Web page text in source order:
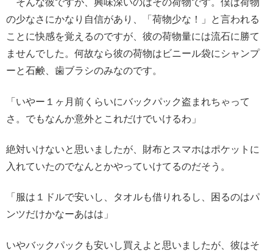
そんな彼ですが、興味深いのはその荷物です。僕は荷物
の少なさにかなり自信があり、「荷物少な！」と言われる
ことに快感を覚えるのですが、彼の荷物量には流石に勝て
ませんでした。何故なら彼の荷物はビニール袋にシャンプ
ーと石鹸、歯ブラシのみなのです。
「いやー１ヶ月前くらいにバックパック盗まれちゃって
さ。でもなんか意外とこれだけでいけるわ」
絶対いけないと思いましたが、財布とスマホはポケットに
入れていたのでなんとかやっていけてるのだそう。
「服は１ドルで安いし、タオルも借りれるし、困るのはパ
ンツだけかなーあはは」
いやバックパックも安いし買えよと思いましたが、彼はそ